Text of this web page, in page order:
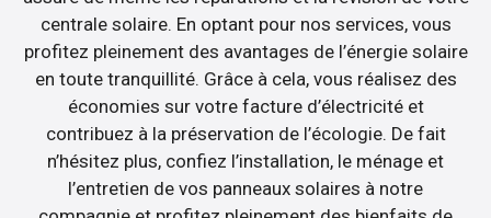
centrale solaire. En optant pour nos services, vous
profitez pleinement des avantages de l’énergie solaire
en toute tranquillité. Grâce à cela, vous réalisez des
économies sur votre facture d’électricité et
contribuez à la préservation de l’écologie. De fait
n’hésitez plus, confiez l’installation, le ménage et
l’entretien de vos panneaux solaires à notre